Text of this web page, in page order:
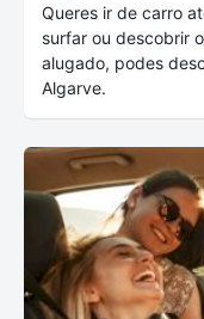
Queres ir de carro
surfar ou descobrir
alugado, podes
Algarve.